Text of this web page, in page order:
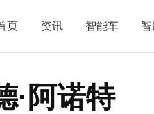
页 资讯 智能车
·阿诺特